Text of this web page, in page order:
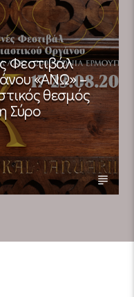
Φεστιβάλ
«ΑΝΩ» –
θεσμός
Σύρο​